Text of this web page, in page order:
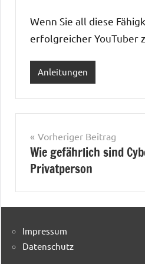
Wenn Sie all diese
erfolgreicher YouTuber
Anleitungen
Beitragsnavigation
Vorheriger Beitrag
Wie gefährlich sind
Privatperson
Impressum
Datenschutz